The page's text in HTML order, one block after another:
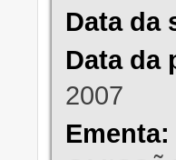
Data da
Data da
2007
Ementa: